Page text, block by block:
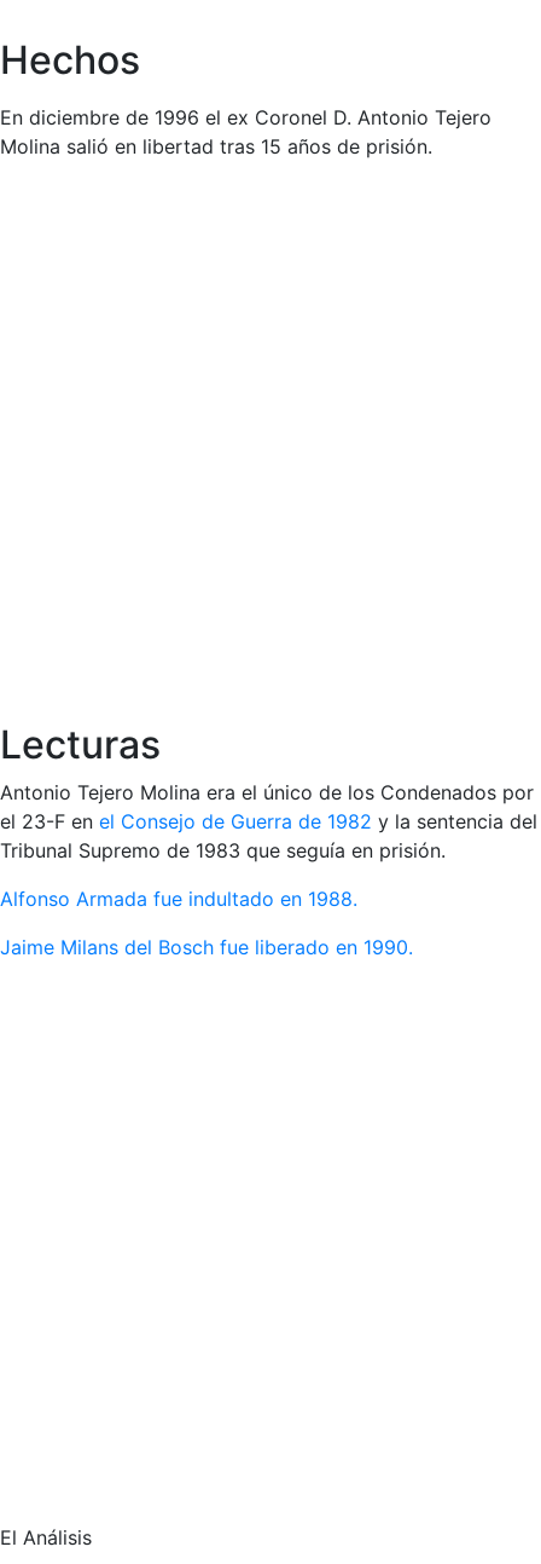
Hechos
En diciembre de 1996 el ex Coronel D. Antonio Tejero
Molina salió en libertad tras 15 años de prisión.
Lecturas
Antonio Tejero Molina era el único de los Condenados por
el 23-F en el Consejo de Guerra de 1982 y la sentencia del
Tribunal Supremo de 1983 que seguía en prisión.
Alfonso Armada fue indultado en 1988.
Jaime Milans del Bosch fue liberado en 1990.
El Análisis